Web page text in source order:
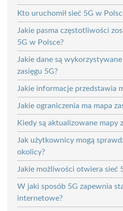
Kto uruchomił sieć 5G w
Jakie pasma częstotliwości
5G w Polsce?
Jakie dane są
zasięgu 5G?
Jakie informacje przedstawia
Jakie ograniczenia ma mapa
Kiedy są aktualizowane mapy
Jak użytkownicy mogą
okolicy?
Jakie możliwości otwiera sieć
W jaki sposób 5G zapewnia
internetowe?